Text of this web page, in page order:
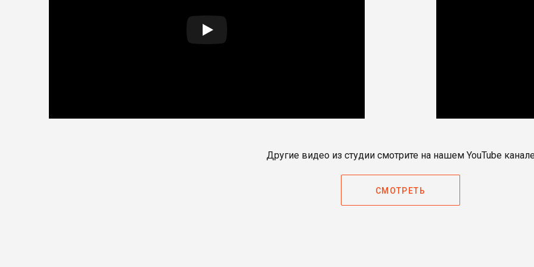
Другие видео из студии смотрите на нашем YouTube
СМОТРЕТЬ